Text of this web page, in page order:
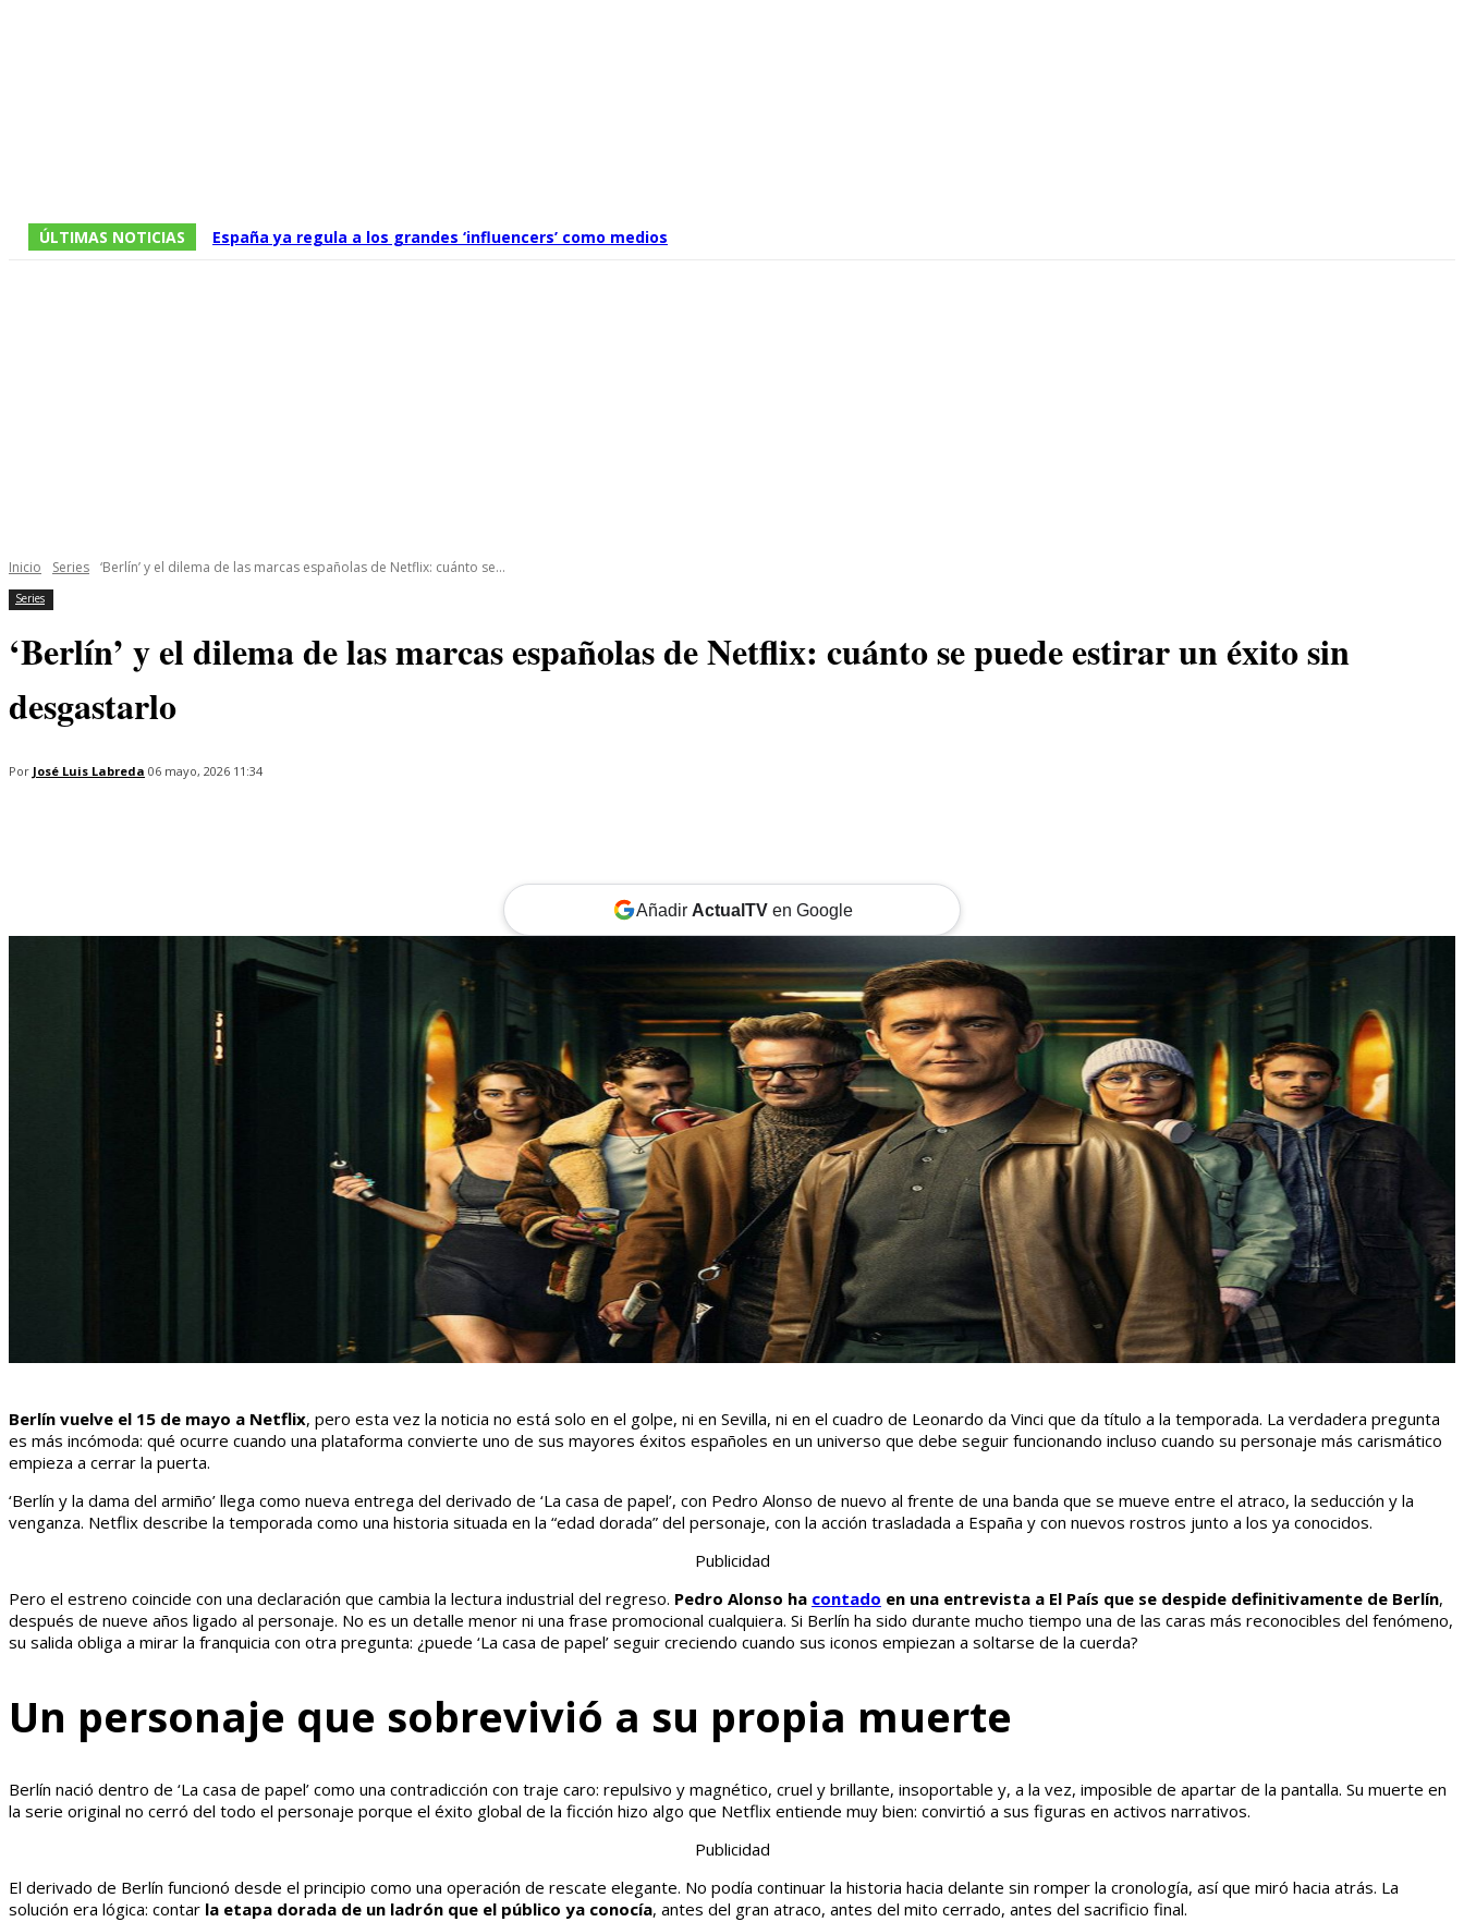
ÚLTIMAS NOTICIAS
España ya regula a los grandes ‘influencers’ como medios
Inicio Series ‘Berlín’ y el dilema de las marcas españolas de Netflix: cuánto se...
Series
‘Berlín’ y el dilema de las marcas españolas de Netflix: cuánto se puede estirar un éxito sin
desgastarlo
Por José Luis Labreda 06 mayo, 2026 11:34
Añadir ActualTVen Google
Berlín vuelve el 15 de mayo a Netflix, pero esta vez la noticia no está solo en el golpe, ni en Sevilla, ni en el cuadro de Leonardo da Vinci que da título a la temporada. La verdadera pregunta
es más incómoda: qué ocurre cuando una plataforma convierte uno de sus mayores éxitos españoles en un universo que debe seguir funcionando incluso cuando su personaje más carismático
empieza a cerrar la puerta.
‘Berlín y la dama del armiño’ llega como nueva entrega del derivado de ‘La casa de papel’, con Pedro Alonso de nuevo al frente de una banda que se mueve entre el atraco, la seducción y la
venganza. Netflix describe la temporada como una historia situada en la “edad dorada” del personaje, con la acción trasladada a España y con nuevos rostros junto a los ya conocidos.
Publicidad
Pero el estreno coincide con una declaración que cambia la lectura industrial del regreso. Pedro Alonso ha contado en una entrevista a El País que se despide definitivamente de Berlín,
después de nueve años ligado al personaje. No es un detalle menor ni una frase promocional cualquiera. Si Berlín ha sido durante mucho tiempo una de las caras más reconocibles del fenómeno,
su salida obliga a mirar la franquicia con otra pregunta: ¿puede ‘La casa de papel’ seguir creciendo cuando sus iconos empiezan a soltarse de la cuerda?
Un personaje que sobrevivió a su propia muerte
Berlín nació dentro de ‘La casa de papel’ como una contradicción con traje caro: repulsivo y magnético, cruel y brillante, insoportable y, a la vez, imposible de apartar de la pantalla. Su muerte en
la serie original no cerró del todo el personaje porque el éxito global de la ficción hizo algo que Netflix entiende muy bien: convirtió a sus figuras en activos narrativos.
Publicidad
El derivado de Berlín funcionó desde el principio como una operación de rescate elegante. No podía continuar la historia hacia delante sin romper la cronología, así que miró hacia atrás. La
solución era lógica: contar la etapa dorada de un ladrón que el público ya conocía, antes del gran atraco, antes del mito cerrado, antes del sacrificio final.